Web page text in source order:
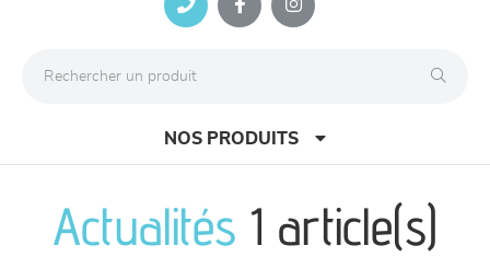
NOS PRODUITS
canapés et fauteuils
Actualités 1 article(s)